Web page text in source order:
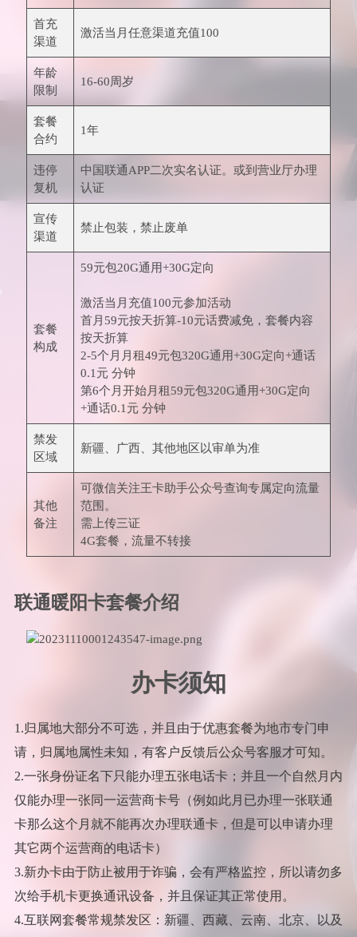
首充
渠道
激活当月任意渠道充值100
年龄
限制
16-60周岁
套餐
合约
1年
违停
复机
中国联通APP二次实名认证。或到营业厅办理
认证
宣传
渠道
禁止包装，禁止废单
套餐
构成
59元包20G通用+30G定向
激活当月充值100元参加活动
首月59元按天折算-10元话费减免，套餐内容
按天折算
2-5个月月租49元包320G通用+30G定向+通话
0.1元 分钟
第6个月开始月租59元包320G通用+30G定向
+通话0.1元 分钟
禁发
区域
新疆、广西、其他地区以审单为准
其他
备注
可微信关注王卡助手公众号查询专属定向流量
范围。
需上传三证
4G套餐，流量不转接
联通暖阳卡套餐介绍
办卡须知
1.归属地大部分不可选，并且由于优惠套餐为地市专门申
请，归属地属性未知，有客户反馈后公众号客服才可知。
2.一张身份证名下只能办理五张电话卡；并且一个自然月内
仅能办理一张同一运营商卡号（例如此月已办理一张联通
卡那么这个月就不能再次办理联通卡，但是可以申请办理
其它两个运营商的电话卡）
3.新办卡由于防止被用于诈骗，会有严格监控，所以请勿多
次给手机卡更换通讯设备，并且保证其正常使用。
4.互联网套餐常规禁发区：新疆、西藏、云南、北京、以及